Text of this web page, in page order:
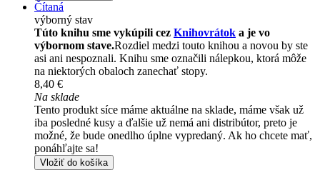
Čítaná
výborný stav
Túto knihu sme vykúpili cez Knihovrátok a je vo
výbornom stave.Rozdiel medzi touto knihou a novou by ste
asi ani nespoznali. Knihu sme označili nálepkou, ktorá môže
na niektorých obaloch zanechať stopy.
8,40 €
Na sklade
Tento produkt síce máme aktuálne na sklade, máme však už
iba posledné kusy a ďalšie už nemá ani distribútor, preto je
možné, že bude onedlho úplne vypredaný. Ak ho chcete mať,
ponáhľajte sa!
Vložiť do košíka